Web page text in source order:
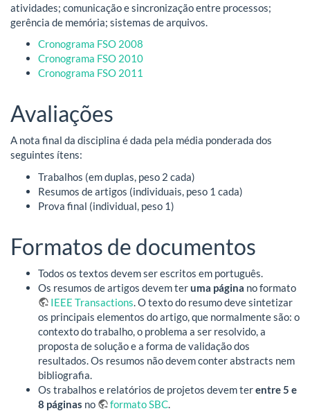
atividades; comunicação e sincronização entre processos;
gerência de memória; sistemas de arquivos.
Cronograma FSO 2008
Cronograma FSO 2010
Cronograma FSO 2011
Avaliações
A nota final da disciplina é dada pela média ponderada dos
seguintes ítens:
Trabalhos (em duplas, peso 2 cada)
Resumos de artigos (individuais, peso 1 cada)
Prova final (individual, peso 1)
Formatos de documentos
Todos os textos devem ser escritos em português.
Os resumos de artigos devem teruma página no formato
IEEE Transactions. O texto do resumo deve sintetizar
os principais elementos do artigo, que normalmente são: o
contexto do trabalho, o problema a ser resolvido, a
proposta de solução e a forma de validação dos
resultados. Os resumos não devem conter abstracts nem
bibliografia.
Os trabalhos e relatórios de projetos devem terentre 5 e
8 páginas no formato SBC.